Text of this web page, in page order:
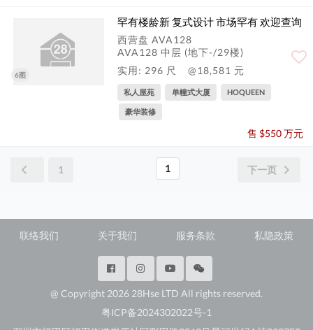
6图
罕有楼龄新 复式设计 市场罕有 欢迎查询
西营盘 AVA128
AVA128 中层 (地下-/29楼)
实用: 296 尺
@18,581 元
私人屋苑 单幢式大厦 HOQUEEN
豪华装修
售 $550 万元
1 1 下一页
联络我们 关于我们 服务条款 私隐政策
@ Copyright 2026 28Hse LTD All rights reserved.
粤ICP备2024302022号-1